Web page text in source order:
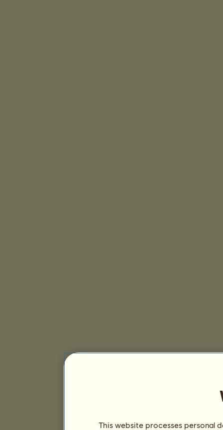
This website processes personal